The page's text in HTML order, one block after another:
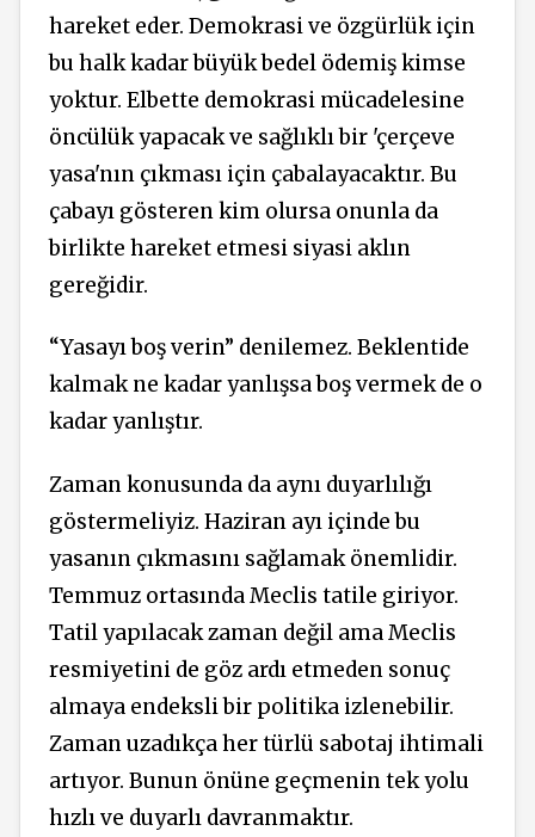
hareket eder. Demokrasi ve özgürlük için
bu halk kadar büyük bedel ödemiş kimse
yoktur. Elbette demokrasi mücadelesine
öncülük yapacak ve sağlıklı bir 'çerçeve
yasa'nın çıkması için çabalayacaktır. Bu
çabayı gösteren kim olursa onunla da
birlikte hareket etmesi siyasi aklın
gereğidir.
“Yasayı boş verin” denilemez. Beklentide
kalmak ne kadar yanlışsa boş vermek de o
kadar yanlıştır.
Zaman konusunda da aynı duyarlılığı
göstermeliyiz. Haziran ayı içinde bu
yasanın çıkmasını sağlamak önemlidir.
Temmuz ortasında Meclis tatile giriyor.
Tatil yapılacak zaman değil ama Meclis
resmiyetini de göz ardı etmeden sonuç
almaya endeksli bir politika izlenebilir.
Zaman uzadıkça her türlü sabotaj ihtimali
artıyor. Bunun önüne geçmenin tek yolu
hızlı ve duyarlı davranmaktır.